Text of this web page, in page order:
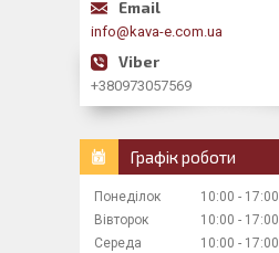
info@kava-e.com.ua
+380973057569
Графік роботи
Понеділок 10:00
17:00
Вівторок
10:00
17:00
Середа
10:00
17:00